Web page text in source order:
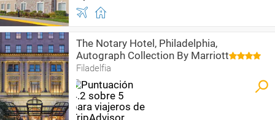
The Notary Hotel, Philadelphia,
Autograph Collection By Marriott
Filadelfia